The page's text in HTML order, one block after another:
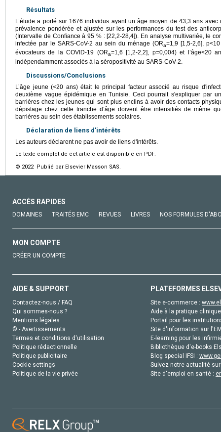
Résultats
L’étude a porté sur 1676 individus ayant un âge moyen de 43,3 ans
prévalence pondérée et ajustée sur les performances du test des
(Intervalle de Confiance à 95 % : [22,2-28,4]). En analyse multivariée, le
infectée par le SARS-CoV-2 au sein du ménage (ORa=1,9 [1,5-2,6],
évocateurs de la COVID-19 (ORa=1,6 [1,2-2,2], p=0,004) et l’âge<20
indépendamment associés à la séropositivité au SARS-CoV-2.
Discussions/Conclusions
L’âge jeune (<20 ans) était le principal facteur associé au risque
deuxième vague épidémique en Tunisie. Ceci pourrait s'expliquer par
barrières chez les jeunes qui sont plus enclins à avoir des contacts
dépistage chez cette tranche d’âge doivent être intensifiés de même
barrières au sein des établissements scolaires.
Déclaration de liens d'intérêts
Les auteurs déclarent ne pas avoir de liens d'intérêts.
Le texte complet de cet article est disponible en PDF.
© 2022 Publié par Elsevier Masson SAS.
ACCÈS RAPIDES
DOMAINES TRAITÉS EMC REVUES LIVRES NOS FORMULES
MON COMPTE
CRÉER UN COMPTE
AIDE & SUPPORT
Contactez-nous / FAQ
Qui sommes-nous ?
Mentions légales
© - Avertissements
Termes et conditions d'utilisation
Politique rédactionnelle
Politique publicitaire
Cookie settings
Politique de la vie privée
PLATEFORMES
Site e-commerce :
Aide à la pratique
Portail pour les
Site d'information sur
E-learning pour les
Bibliothèque d'e-books
Blog special IFSI :
Suivez notre actualité
Site d'emploi en santé :